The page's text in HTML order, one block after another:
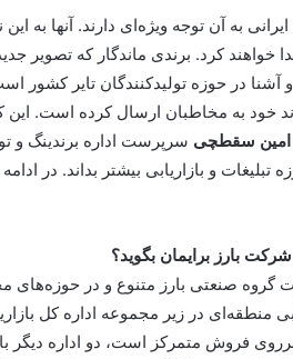
به آن توجه ویژه‌ای دارند. آنها به این
خواهند کرد. برندی ماندگار که تصویر
آشنا در حوزه تولیدکنندگان تایر
برند خود به مخاطبان ارسال کرده است.
امین سقطچی سرپرست اداره برندینگ و
تبلیغات و بازاریابی بیشتر بداند. در
بارز برایمان بگوید؟
گروه صنعتی بارز متنوع و در
منطقه‌ای در زیر مجموعه اداره کل
فروش متمرکز است، دو اداره دیگر